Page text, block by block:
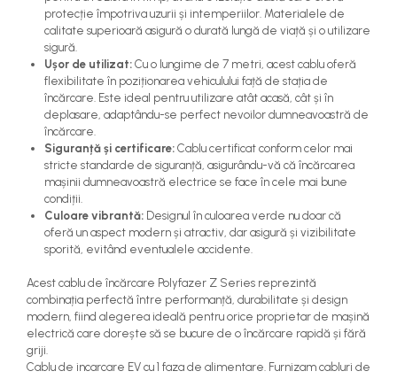
protecție împotriva uzurii și intemperiilor. Materialele de
calitate superioară asigură o durată lungă de viață și o utilizare
sigură.
Ușor de utilizat: Cu o lungime de 7 metri, acest cablu oferă
flexibilitate în poziționarea vehiculului față de stația de
încărcare. Este ideal pentru utilizare atât acasă, cât și în
deplasare, adaptându-se perfect nevoilor dumneavoastră de
încărcare.
Siguranță și certificare: Cablu certificat conform celor mai
stricte standarde de siguranță, asigurându-vă că încărcarea
mașinii dumneavoastră electrice se face în cele mai bune
condiții.
Culoare vibrantă: Designul în culoarea verde nu doar că
oferă un aspect modern și atractiv, dar asigură și vizibilitate
sporită, evitând eventualele accidente.
Acest cablu de încărcare Polyfazer Z Series reprezintă
combinația perfectă între performanță, durabilitate și design
modern, fiind alegerea ideală pentru orice proprietar de mașină
electrică care dorește să se bucure de o încărcare rapidă și fără
griji.
Cablu de incarcare EV cu 1 faza de alimentare. Furnizam cabluri de